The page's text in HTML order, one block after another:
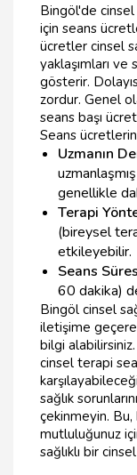
Bingöl'de cinsel
için seans
ücretler cinsel
yaklaşımları
gösterir.
zordur. Genel
seans başı
Seans
Uzmanın
genellikle
Terapi
(bireysel
etkileyebilir.
Seans
60 dakika)
Bingöl cinsel
iletişime
bilgi alabilirsiniz.
cinsel terapi
sağlık
çekinmeyin.
mutluluğunuz
sağlıklı bir